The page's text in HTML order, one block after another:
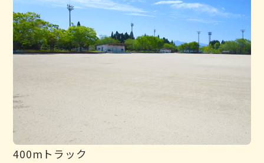
400mトラック